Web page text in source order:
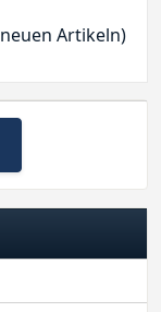
neuen Artikeln)